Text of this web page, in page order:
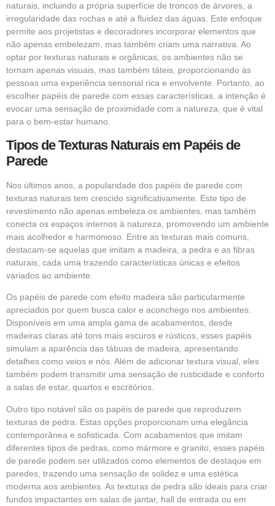
naturais, incluindo a própria superfície de troncos de árvores, a
irregularidade das rochas e até a fluidez das águas. Este enfoque
permite aos projetistas e decoradores incorporar elementos que
não apenas embelezam, mas também criam uma narrativa. Ao
optar por texturas naturais e orgânicas, os ambientes não se
tornam apenas visuais, mas também táteis, proporcionando às
pessoas uma experiência sensorial rica e envolvente. Portanto, ao
escolher papéis de parede com essas características, a intenção é
evocar uma sensação de proximidade com a natureza, que é vital
para o bem-estar humano.
Tipos de Texturas Naturais em Papéis de
Parede
Nos últimos anos, a popularidade dos papéis de parede com
texturas naturais tem crescido significativamente. Este tipo de
revestimento não apenas embeleza os ambientes, mas também
conecta os espaços internos à natureza, promovendo um ambiente
mais acolhedor e harmonioso. Entre as texturas mais comuns,
destacam-se aquelas que imitam a madeira, a pedra e as fibras
naturais, cada uma trazendo características únicas e efeitos
variados ao ambiente.
Os papéis de parede com efeito madeira são particularmente
apreciados por quem busca calor e aconchego nos ambientes.
Disponíveis em uma ampla gama de acabamentos, desde
madeiras claras até tons mais escuros e rústicos, esses papéis
simulam a aparência das tábuas de madeira, apresentando
detalhes como veios e nós. Além de adicionar textura visual, eles
também podem transmitir uma sensação de rusticidade e conforto
a salas de estar, quartos e escritórios.
Outro tipo notável são os papéis de parede que reproduzem
texturas de pedra. Estas opções proporcionam uma elegância
contemporânea e sofisticada. Com acabamentos que imitam
diferentes tipos de pedras, como mármore e granito, esses papéis
de parede podem ser utilizados como elementos de destaque em
paredes, trazendo uma sensação de solidez e uma estética
moderna aos ambientes. As texturas de pedra são ideais para criar
fundos impactantes em salas de jantar, hall de entrada ou em